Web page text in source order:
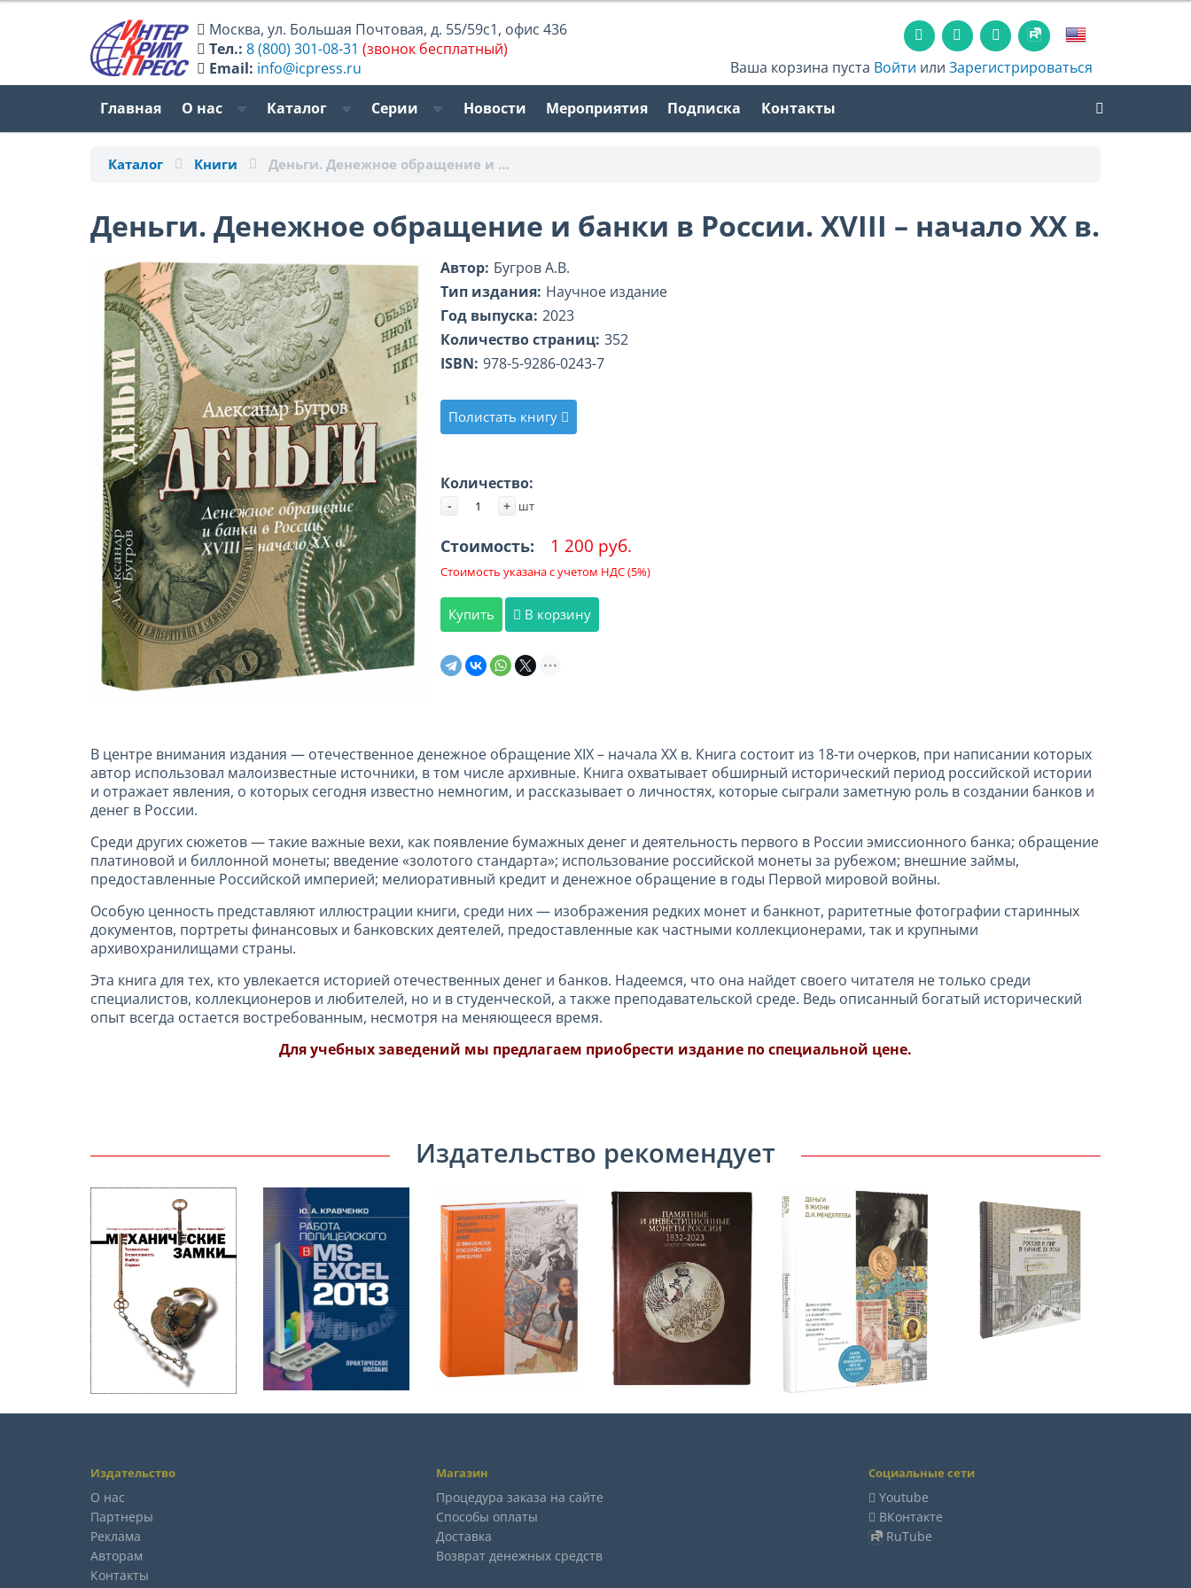
Москва,ул. Большая Почтовая, д. 55/59с1, офис 436
Тел.: 8 (800) 301-08-31 (звонок бесплатный)
Email: info@icpress.ru Ваша корзина пуста Войти илиЗарегистрироваться
Главная О нас Каталог Серии Новости Мероприятия Подписка Контакты
Каталог Книги Деньги. Денежное обращение и …
Деньги. Денежное обращение и банки в России. XVIII – начало XX в.
Автор: Бугров А.В.
Тип издания: Научное издание
Год выпуска: 2023
Количество страниц: 352
ISBN: 978-5-9286-0243-7
Полистать книгу
Количество:
- + шт
Стоимость: 1 200 руб.
Стоимость указана с учетом НДС (5%)
Купить В корзину
В центре внимания издания — отечественное денежное обращение XIX – начала ХХ в. Книга состоит из 18-ти очерков, при написании которых
автор использовал малоизвестные источники, в том числе архивные. Книга охватывает обширный исторический период российской истории
и отражает явления, о которых сегодня известно немногим, и рассказывает о личностях, которые сыграли заметную роль в создании банков и
денег в России.
Среди других сюжетов — такие важные вехи, как появление бумажных денег и деятельность первого в России эмиссионного банка; обращение
платиновой и биллонной монеты; введение «золотого стандарта»; использование российской монеты за рубежом; внешние займы,
предоставленные Российской империей; мелиоративный кредит и денежное обращение в годы Первой мировой войны.
Особую ценность представляют иллюстрации книги, среди них — изображения редких монет и банкнот, раритетные фотографии старинных
документов, портреты финансовых и банковских деятелей, предоставленные как частными коллекционерами, так и крупными
архивохранилищами страны.
Эта книга для тех, кто увлекается историей отечественных денег и банков. Надеемся, что она найдет своего читателя не только среди
специалистов, коллекционеров и любителей, но и в студенческой, а также преподавательской среде. Ведь описанный богатый исторический
опыт всегда остается востребованным, несмотря на меняющееся время.
Для учебных заведений мы предлагаем приобрести издание по специальной цене.
Издательство рекомендует
Издательство
О нас
Партнеры
Реклама
Авторам
Контакты
Магазин
Процедура заказа на сайте
Способы оплаты
Доставка
Возврат денежных средств
Социальные сети
Youtube
ВКонтакте
RuTube